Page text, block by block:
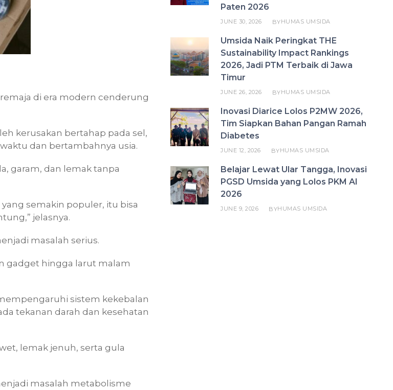
di era modern cenderung
kerusakan bertahap pada sel,
dan bertambahnya usia.
garam, dan lemak tanpa
semakin populer, itu bisa
jelasnya.
masalah serius.
gadget hingga larut malam
sistem kekebalan
tekanan darah dan kesehatan
lemak jenuh, serta gula
masalah metabolisme
Paten 2026
JUNE 30, 2026 BYHUMAS UMSIDA
Umsida Naik Peringkat THE
Sustainability Impact Rankings
2026, Jadi PTM Terbaik di Jawa
Timur
JUNE 26, 2026 BYHUMAS UMSIDA
Inovasi Diarice Lolos P2MW 2026,
Tim Siapkan Bahan Pangan Ramah
Diabetes
JUNE 12, 2026 BYHUMAS UMSIDA
Belajar Lewat Ular Tangga, Inovasi
PGSD Umsida yang Lolos PKM AI
2026
JUNE 9, 2026 BYHUMAS UMSIDA